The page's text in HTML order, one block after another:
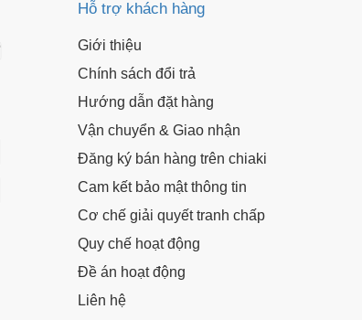
Hỗ trợ khách hàng
Giới thiệu
Chính sách đổi trả
Hướng dẫn đặt hàng
Vận chuyển & Giao nhận
Đăng ký bán hàng trên chiaki
Cam kết bảo mật thông tin
Cơ chế giải quyết tranh chấp
Quy chế hoạt động
Đề án hoạt động
Liên hệ